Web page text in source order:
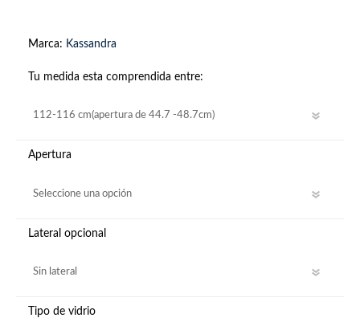
Marca: Kassandra
Tu medida esta comprendida entre:
Apertura
Lateral opcional
Tipo de vidrio